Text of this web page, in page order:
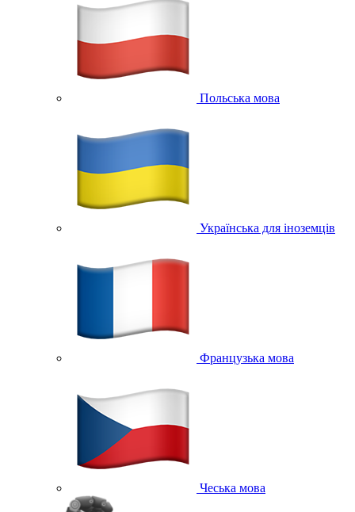
Польська мова
Українська для іноземців
Французька мова
Чеська мова